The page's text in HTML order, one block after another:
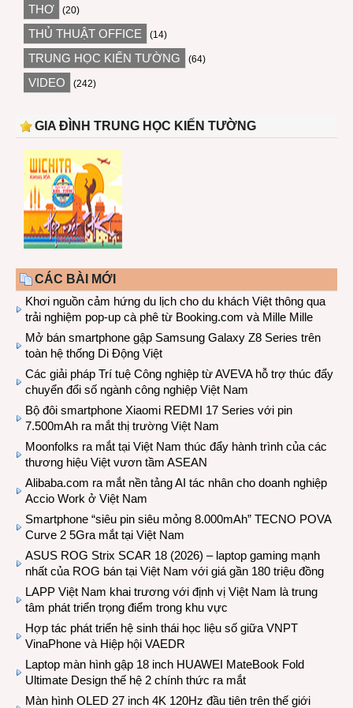
THƠ (20)
THỦ THUẬT OFFICE (14)
TRUNG HỌC KIẾN TƯỜNG (64)
VIDEO (242)
GIA ĐÌNH TRUNG HỌC KIẾN TƯỜNG
CÁC BÀI MỚI
Khơi nguồn cảm hứng du lịch cho du khách Việt thông qua
trải nghiệm pop-up cà phê từ Booking.com và Mille Mille
Mở bán smartphone gập Samsung Galaxy Z8 Series trên
toàn hệ thống Di Động Việt
Các giải pháp Trí tuệ Công nghiệp từ AVEVA hỗ trợ thúc đẩy
chuyển đổi số ngành công nghiệp Việt Nam
Bộ đôi smartphone Xiaomi REDMI 17 Series với pin
7.500mAh ra mắt thị trường Việt Nam
Moonfolks ra mắt tại Việt Nam thúc đẩy hành trình của các
thương hiệu Việt vươn tầm ASEAN
Alibaba.com ra mắt nền tảng AI tác nhân cho doanh nghiệp
Accio Work ở Việt Nam
Smartphone “siêu pin siêu mỏng 8.000mAh” TECNO POVA
Curve 2 5Gra mắt tại Việt Nam
ASUS ROG Strix SCAR 18 (2026) – laptop gaming mạnh
nhất của ROG bán tại Việt Nam với giá gần 180 triệu đồng
LAPP Việt Nam khai trương với định vị Việt Nam là trung
tâm phát triển trọng điểm trong khu vực
Hợp tác phát triển hệ sinh thái học liệu số giữa VNPT
VinaPhone và Hiệp hội VAEDR
Laptop màn hình gập 18 inch HUAWEI MateBook Fold
Ultimate Design thế hệ 2 chính thức ra mắt
Màn hình OLED 27 inch 4K 120Hz đầu tiên trên thế giới